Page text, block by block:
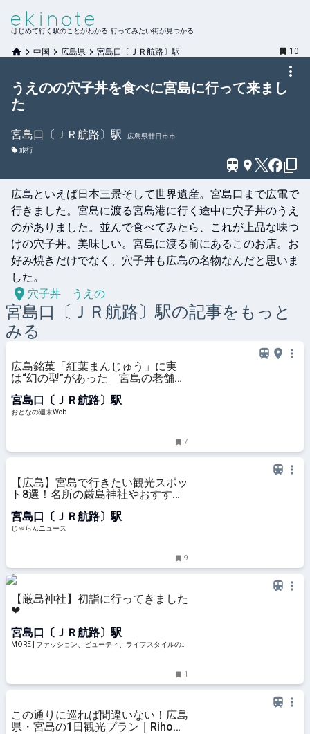
はじめて行く駅のことがわかる 行ってみたい街が見つかる
中国 広島県 宮島口〔ＪＲ航路〕駅 10
うえのの穴子丼を食べに宮島に行って来まし
た
宮島口〔ＪＲ航路〕駅
広島県廿日市市
旅行
広島といえば日本三景そして世界遺産。宮島口まで広電で
行きました。宮島に渡る宮島港に行く途中に穴子丼のうえ
のがありました。並んで食べてみたら、これが上品な味つ
けの穴子丼。美味しい。宮島に渡る前にあるこのお店。お
好み焼きだけでなく、穴子丼も広島の名物なんだと思いま
した。
穴子丼 うえの
宮島口〔ＪＲ航路〕駅の記事をもっと
みる
広島銘菓「紅葉まんじゅう」に実
は“幻の型”があった 宮島の老舗旅
子になった背景に迫る - おとなの週
末Web
宮島口〔ＪＲ航路〕駅
おとなの週末Web
7
【広島】宮島で行きたい観光スポッ
ト8選！名所の厳島神社やおすすめ
ース
宮島口〔ＪＲ航路〕駅
じゃらんニュース
9
【厳島神社】初詣に行ってきました‪‪
宮島口〔ＪＲ航路〕駅
MORE | ファッション、ビューティ、ライフスタイルの最
1
この通りに巡れば間違いない！広島
県・宮島の1日観光プラン｜Riho✍️